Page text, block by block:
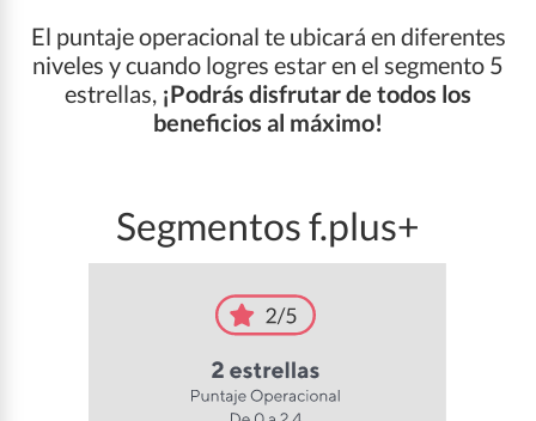
El puntaje operacional te ubicará en diferentes
niveles y cuando logres estar en el segmento 5
estrellas, ¡Podrás disfrutar de todos los
beneficios al máximo!
Segmentos f.plus+